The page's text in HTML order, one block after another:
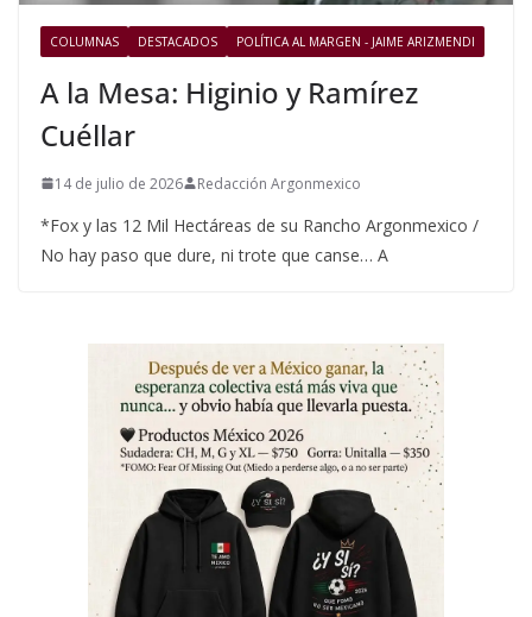
COLUMNAS DESTACADOS POLÍTICA AL MARGEN - JAIME ARIZMENDI
A la Mesa: Higinio y Ramírez
Cuéllar
14 de julio de 2026 Redacción Argonmexico
*Fox y las 12 Mil Hectáreas de su Rancho Argonmexico /
No hay paso que dure, ni trote que canse… A